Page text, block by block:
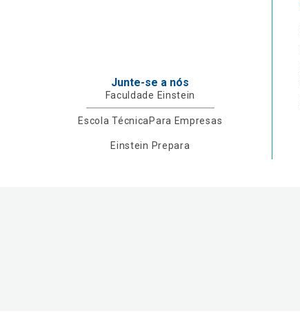
Junte-se a nós
Faculdade Einstein
Escola Técnica Para Empresas
Einstein Prepara